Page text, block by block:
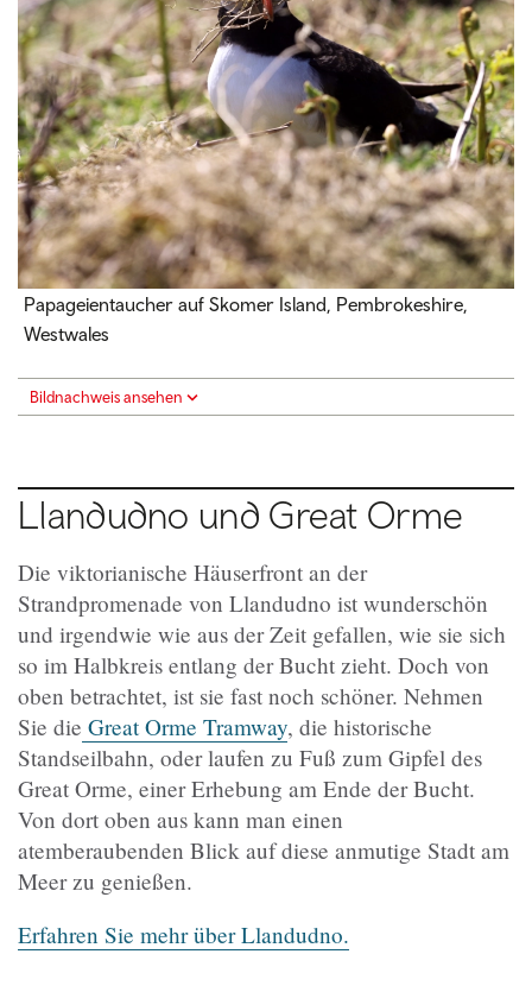
Papageientaucher auf Skomer Island, Pembrokeshire,
Westwales
Bildnachweis ansehen
Llandudno und Great Orme
Die viktorianische Häuserfront an der
Strandpromenade von Llandudno ist wunderschön
und irgendwie wie aus der Zeit gefallen, wie sie sich
so im Halbkreis entlang der Bucht zieht. Doch von
oben betrachtet, ist sie fast noch schöner. Nehmen
Sie die Great Orme Tramway, die historische
Standseilbahn, oder laufen zu Fuß zum Gipfel des
Great Orme, einer Erhebung am Ende der Bucht.
Von dort oben aus kann man einen
atemberaubenden Blick auf diese anmutige Stadt am
Meer zu genießen.
Erfahren Sie mehr über Llandudno.